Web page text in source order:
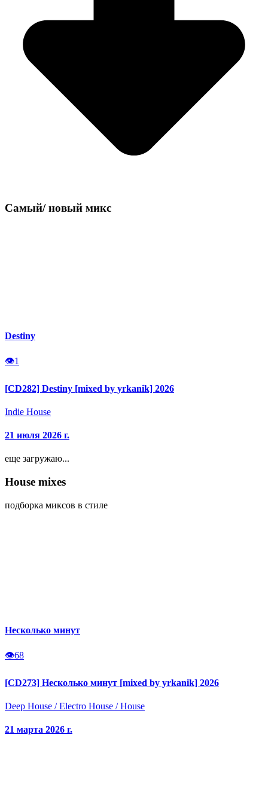
Самый/новый микс
Destiny
👁1
[CD282] Destiny [mixed by yrkanik] 2026
Indie House
21 июля 2026 г.
еще загружаю...
House mixes
подборка миксов в стиле
Несколько минут
👁68
[CD273] Несколько минут [mixed by yrkanik] 2026
Deep House / Electro House / House
21 марта 2026 г.